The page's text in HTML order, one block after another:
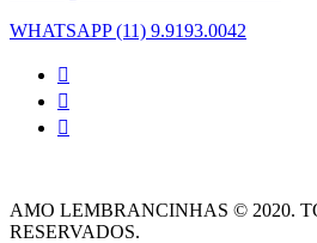
WHATSAPP (11) 9.9193.0042
AMO LEMBRANCINHAS © 2020.
RESERVADOS.